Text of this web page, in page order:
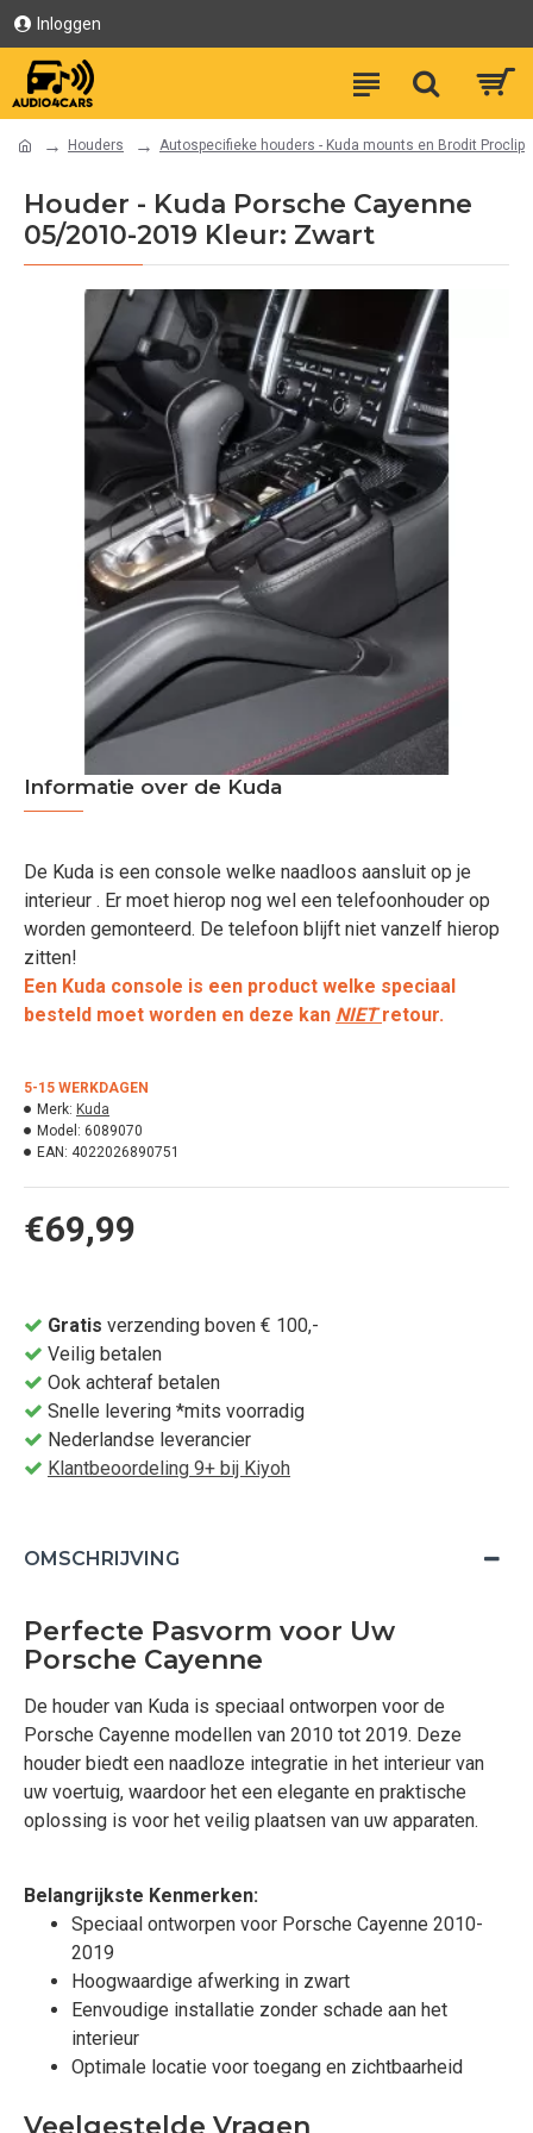
Inloggen
Houders Autospecifieke houders - Kuda mounts en Brodit Proclip
Houder - Kuda Porsche Cayenne
05/2010-2019 Kleur: Zwart
Informatie over de Kuda
De Kuda is een console welke naadloos aansluit op je
interieur . Er moet hierop nog wel een telefoonhouder op
worden gemonteerd. De telefoon blijft niet vanzelf hierop
zitten!
Een Kuda console is een product welke speciaal
besteld moet worden en deze kan NIETretour.
€69,99
5-15 WERKDAGEN
Merk: Kuda
Model: 6089070
EAN: 4022026890751
Gratis verzending boven € 100,-
Veilig betalen
Ook achteraf betalen
Snelle levering *mits voorradig
Nederlandse leverancier
Klantbeoordeling 9+ bij Kiyoh
OMSCHRIJVING
Perfecte Pasvorm voor Uw
Porsche Cayenne
De houder van Kuda is speciaal ontworpen voor de
Porsche Cayenne modellen van 2010 tot 2019. Deze
houder biedt een naadloze integratie in het interieur van
uw voertuig, waardoor het een elegante en praktische
oplossing is voor het veilig plaatsen van uw apparaten.
Belangrijkste Kenmerken:
Speciaal ontworpen voor Porsche Cayenne 2010-
2019
Hoogwaardige afwerking in zwart
Eenvoudige installatie zonder schade aan het
interieur
Optimale locatie voor toegang en zichtbaarheid
Veelgestelde Vragen